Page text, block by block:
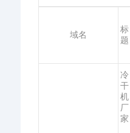
域名
标
题
冷
干
机
厂
家